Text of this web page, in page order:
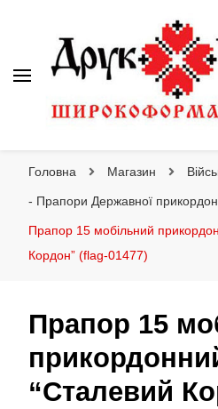
Головна Магазин
- Прапори Державної
Прапор 15 мобільний
Кордон” (flag-01477)
Прапор 15
“Сталевий